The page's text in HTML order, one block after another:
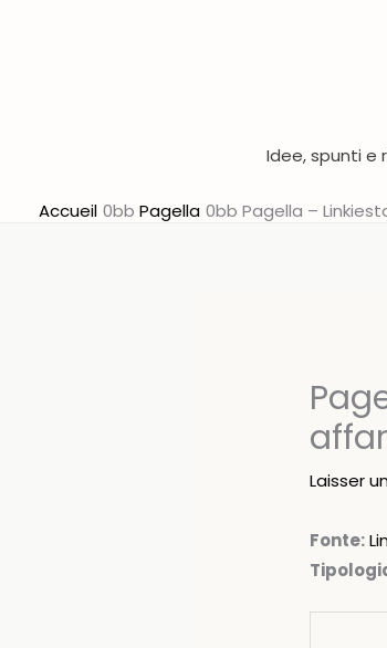
Idee, spunti e
Accueil Pagella Pagella –
Laisser
Fonte: